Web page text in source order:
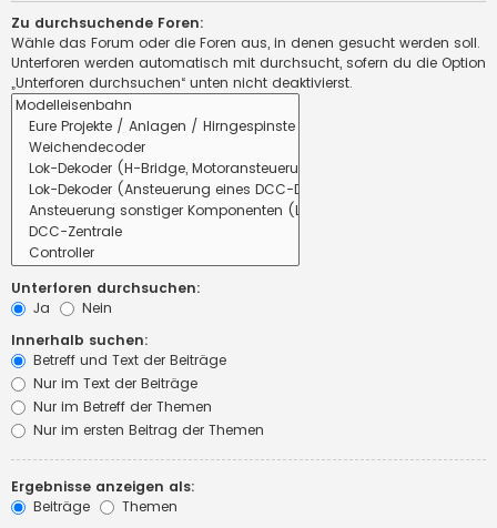
Zu durchsuchende Foren:
Wähle das Forum oder die Foren aus, in denen gesucht werden soll.
Unterforen werden automatisch mit durchsucht, sofern du die Option
„Unterforen durchsuchen“ unten nicht deaktivierst.
Unterforen durchsuchen:
Ja
Nein
Innerhalb suchen:
Betreff und Text der Beiträge
Nur im Text der Beiträge
Nur im Betreff der Themen
Nur im ersten Beitrag der Themen
Ergebnisse anzeigen als:
Beiträge
Themen